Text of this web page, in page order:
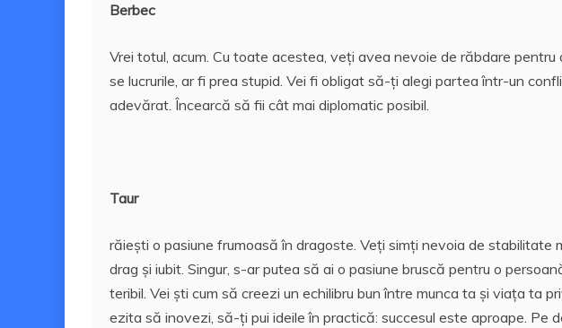
c
e
b
o
er l
e
st
s
A
p
aj
e
a
Berbec
Vrei totul, acum. Cu toate acestea, veți avea nevoie de răbdare
se lucrurile, ar fi prea stupid. Vei fi obligat să-ți alegi partea într-un
adevărat. Încearcă să fii cât mai diplomatic posibil.
Taur
răiești o pasiune frumoasă în dragoste. Veți simți nevoia de stabilitate
drag și iubit. Singur, s-ar putea să ai o pasiune bruscă pentru o
teribil. Vei ști cum să creezi un echilibru bun între munca ta și viața ta
ezita să inovezi, să-ți pui ideile în practică: succesul este aproape. Pe